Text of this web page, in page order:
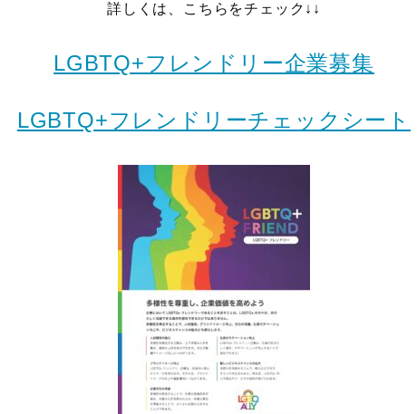
詳しくは、こちらをチェック↓↓
LGBTQ+フレンドリー企業募集
LGBTQ+フレンドリーチェックシート